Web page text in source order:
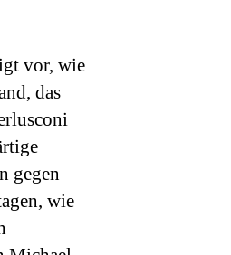
vor, wie
das
gegen
wie